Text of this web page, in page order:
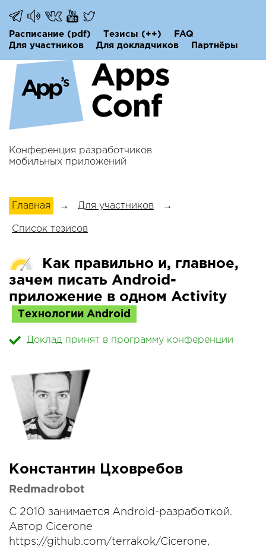
Расписание (pdf) Тезисы (++)
FAQ
Для участников
Для докладчиков Партнёры
Конференция разработчиков
мобильных приложений
Главная → Для участников →
Список тезисов
Как правильно и, главное,
зачем писать Android-
приложение в одном Activity
Технологии Android
Доклад принят в программу конференции
Константин Цховребов
Redmadrobot
C 2010 занимается Android-разработкой.
Автор Cicerone
https://github.com/terrakok/Cicerone,